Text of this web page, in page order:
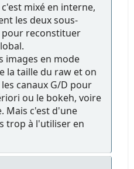
mixé en interne,
les deux sous-
reconstituer
images en mode
la taille du raw et on
canaux G/D pour
ou le bokeh, voire
Mais c'est d'une
trop à l'utiliser en